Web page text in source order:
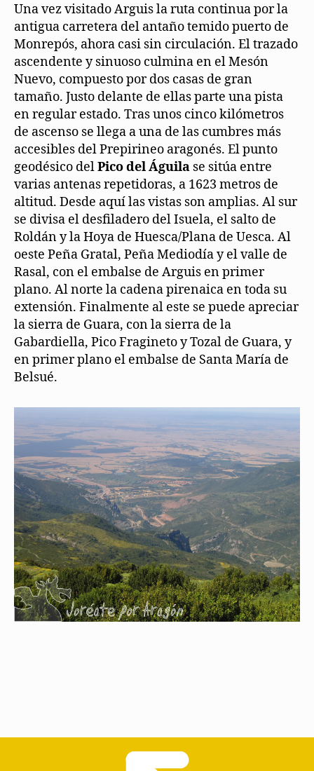
Una vez visitado Arguis la ruta continua por la
antigua carretera del antaño temido puerto de
Monrepós, ahora casi sin circulación. El trazado
ascendente y sinuoso culmina en el Mesón
Nuevo, compuesto por dos casas de gran
tamaño. Justo delante de ellas parte una pista
en regular estado. Tras unos cinco kilómetros
de ascenso se llega a una de las cumbres más
accesibles del Prepirineo aragonés. El punto
geodésico delPico del Águila se sitúa entre
varias antenas repetidoras, a 1623 metros de
altitud. Desde aquí las vistas son amplias. Al sur
se divisa el desfiladero del Isuela, el salto de
Roldán y la Hoya de Huesca/Plana de Uesca. Al
oeste Peña Gratal, Peña Mediodía y el valle de
Rasal, con el embalse de Arguis en primer
plano. Al norte la cadena pirenaica en toda su
extensión. Finalmente al este se puede apreciar
la sierra de Guara, con la sierra de la
Gabardiella, Pico Fragineto y Tozal de Guara, y
en primer plano el embalse de Santa María de
Belsué.